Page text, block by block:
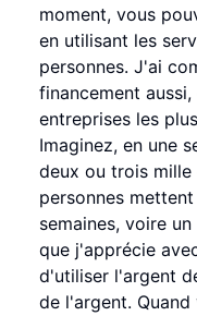
moment, vous
en utilisant les
personnes. J'ai
financement
entreprises les
Imaginez, en une
deux ou trois
personnes
semaines, voire
que j'apprécie
d'utiliser l'argent
de l'argent.